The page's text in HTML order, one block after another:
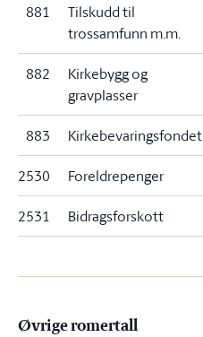
881
Tilskudd til
trossamfunn m.m.
882
Kirkebygg og
gravplasser
883 Kirkebevaringsfondet
2530 Foreldrepenger
2531 Bidragsforskott
Øvrige romertall